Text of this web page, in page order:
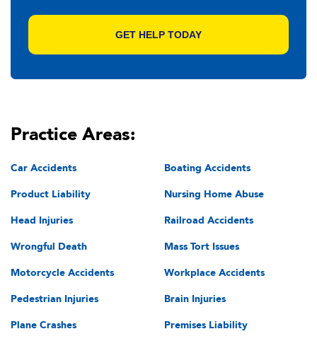
Practice Areas:
Car Accidents
Product Liability
Head Injuries
Wrongful Death
Motorcycle Accidents
Pedestrian Injuries
Plane Crashes
Boating Accidents
Nursing Home Abuse
Railroad Accidents
Mass Tort Issues
Workplace Accidents
Brain Injuries
Premises Liability